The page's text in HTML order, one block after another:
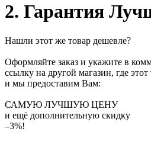
2. Гарантия
Нашли этот же товар дешевле?
Оформляйте заказ и укажите в
ссылку на другой магазин, где
и мы предоставим Вам:
САМУЮ ЛУЧШУЮ ЦЕНУ
и ещё дополнительную скидку
–3%!